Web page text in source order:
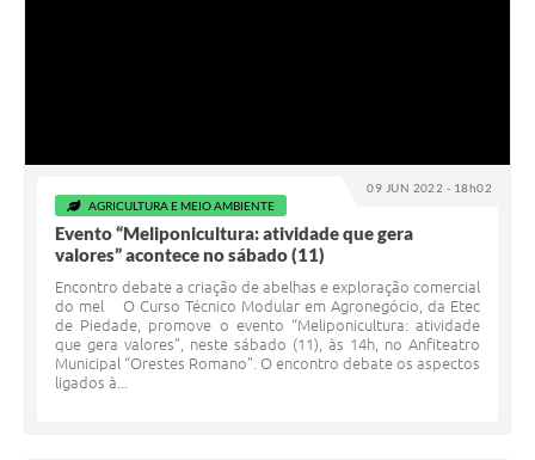
09 JUN 2022 - 18h02
AGRICULTURA E MEIO AMBIENTE
Evento “Meliponicultura: atividade que gera
valores” acontece no sábado (11)
Encontro debate a criação de abelhas e exploração comercial
do mel O Curso Técnico Modular em Agronegócio, da Etec
de Piedade, promove o evento “Meliponicultura: atividade
que gera valores”, neste sábado (11), às 14h, no Anfiteatro
Municipal “Orestes Romano”. O encontro debate os aspectos
ligados à...